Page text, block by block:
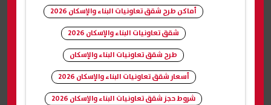
أماكن طرح شقق تعاونيات البناء والإسكان 2026
شقق تعاونيات البناء والإسكان 2026
طرح شقق تعاونيات البناء والإسكان
أسعار شقق تعاونيات البناء والإسكان 2026
شروط حجز شقق تعاونيات البناء والإسكان 2026